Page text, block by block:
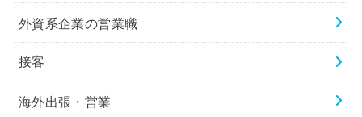
外資系企業の営業職
接客
海外出張・営業